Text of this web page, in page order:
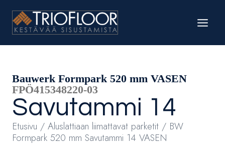
sisältöön
Bauwerk Formpark 520 mm VASEN
FPÖ415348220-03
Savutammi 14
Etusivu / Aluslattiaan liimattavat parketit / BW
Formpark 520 mm Savutammi 14 VASEN